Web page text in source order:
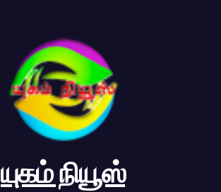
யுகம் நியூஸ்